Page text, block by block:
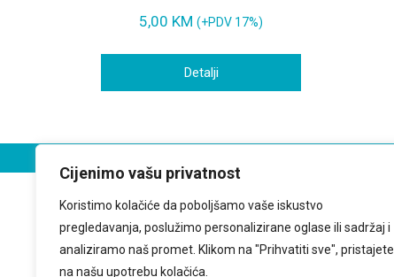
Cijenimo vašu privatnost
Koristimo kolačiće da poboljšamo vaše iskustvo
pregledavanja, poslužimo personalizirane oglase ili sadržaj i
analiziramo naš promet. Klikom na "Prihvatiti sve", pristajete
na našu upotrebu kolačića.
5,00 KM (+PDV 17%)
Detalji